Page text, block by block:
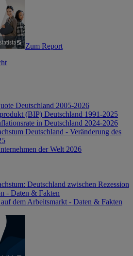
Zum Report
Deutschland 2005-2026
(BIP) Deutschland 1991-2025
in Deutschland 2024-2026
Deutschland - Veränderung des
der Welt 2026
Deutschland zwischen Rezession
- Daten & Fakten
dem Arbeitsmarkt - Daten & Fakten